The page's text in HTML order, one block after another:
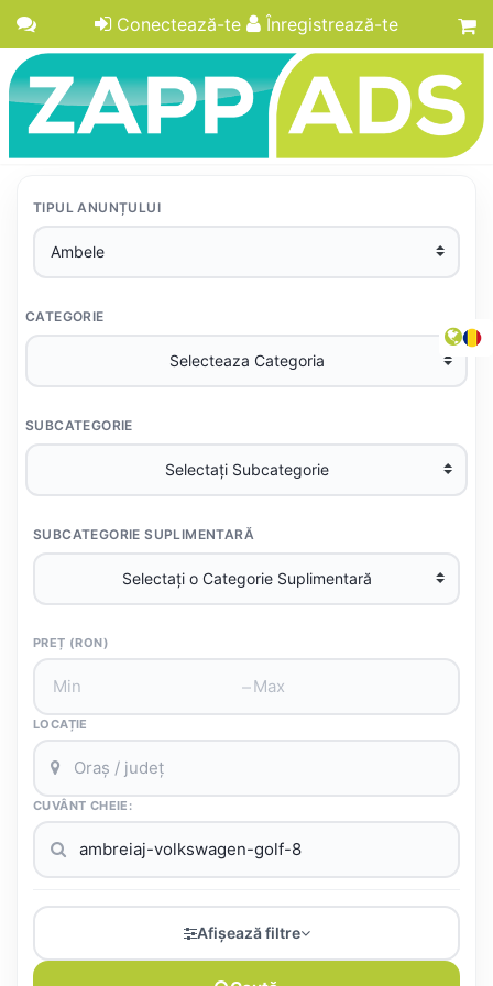
Conectează-te Înregistrează-te
TIPUL ANUNȚULUI
CATEGORIE
SUBCATEGORIE
SUBCATEGORIE SUPLIMENTARĂ
PREȚ (RON)
–
LOCAȚIE
CUVÂNT CHEIE:
Afișează filtre